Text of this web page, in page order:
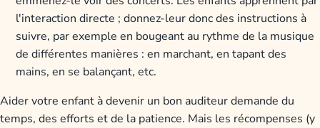
l'interaction directe ; donnez-leur donc des instructions à
suivre, par exemple en bougeant au rythme de la musique
de différentes manières : en marchant, en tapant des
mains, en se balançant, etc.
Aider votre enfant à devenir un bon auditeur demande du
temps, des efforts et de la patience. Mais les récompenses (y